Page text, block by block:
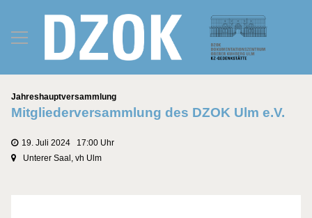
Kategorien
Jahreshauptversammlung
Mitgliederversammlung des DZOK Ulm e.V.
19. Juli 2024 17:00 Uhr
Unterer Saal, vh Ulm